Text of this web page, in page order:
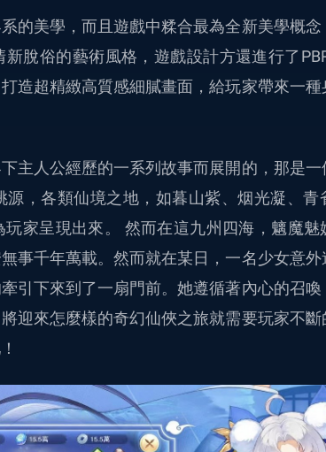
的美學，而且遊戲中糅合最為全新美學概
脫俗的藝術風格，遊戲設計方還進行了
造超精緻高質感細膩畫面，給玩家帶來一種
主人公經歷的一系列故事而展開的，那是一
，各類仙境之地，如暮山紫、烟光凝、青
家呈現出來。 然而在這九州四海，魑魔魅
事千年萬載。然而就在某日，一名少女意外
引下來到了一扇門前。她遵循著內心的召喚
迎來怎麼樣的奇幻仙俠之旅就需要玩家不斷